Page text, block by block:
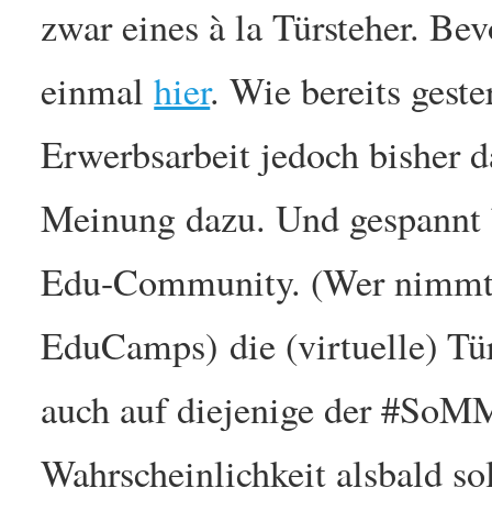
zwar eines à la Türsteher.
einmalhier. Wie bereits
Erwerbsarbeit jedoch bisher
Meinung dazu. Und
Edu-Community. (Wer
EduCamps) die (virtuelle)
auch auf diejenige der
Wahrscheinlichkeit alsbald